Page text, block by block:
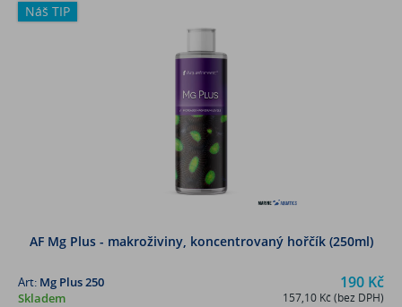
Náš TIP
AF Mg Plus - makroživiny, koncentrovaný hořčík (250ml)
190 Kč
157,10 Kč (bez DPH)
Art: Mg Plus 250
Skladem